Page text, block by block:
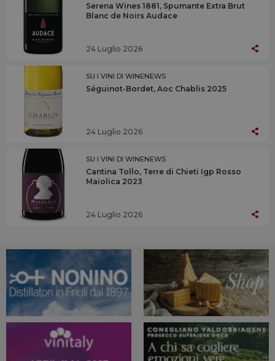
Serena Wines 1881, Spumante Extra Brut
Blanc de Noirs Audace
24 Luglio 2026
SU I VINI DI WINENEWS
Séguinot-Bordet, Aoc Chablis 2025
24 Luglio 2026
SU I VINI DI WINENEWS
Cantina Tollo, Terre di Chieti Igp Rosso
Maiolica 2023
24 Luglio 2026